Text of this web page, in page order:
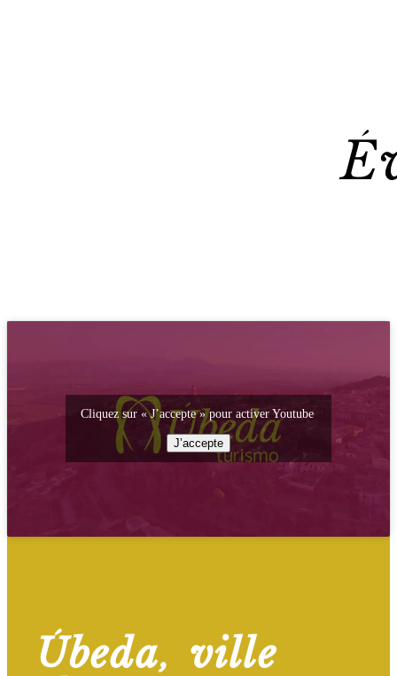
Cliquez sur « J’accepte » pour activer Youtube
J’accepte
Úbeda, ville